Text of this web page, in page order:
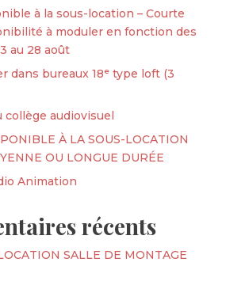
à la sous-location – Courte
à moduler en fonction des
au 28 août
dans bureaux 18ᵉ type loft (3
collège audiovisuel
À LA SOUS-LOCATION
OU LONGUE DURÉE
Animation
récents
SALLE DE MONTAGE